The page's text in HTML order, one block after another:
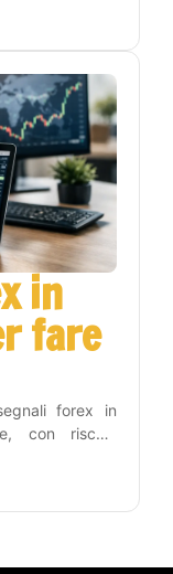
in
fare
forex in
con rischio